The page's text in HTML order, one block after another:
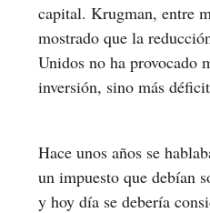
capital. Krugman, entre
mostrado que la
Unidos no ha provocado
inversión, sino más
Hace unos años se
un impuesto que debían
y hoy día se debería